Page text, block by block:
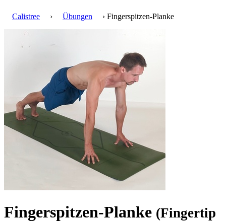
Calistree › Übungen › Fingerspitzen-Planke
Fingerspitzen-Planke (Fingertip